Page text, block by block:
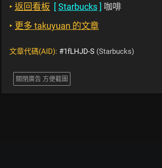
‣ 返回看板 [Starbucks] 咖啡
‣ 更多 takuyuan 的文章
文章代碼(AID): #1fLHJD-S (Starbucks)
關閉廣告 方便截圖